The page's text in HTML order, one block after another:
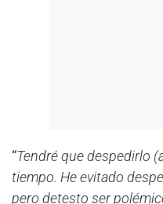
“Tendré que despedirlo
tiempo. He evitado
pero detesto ser